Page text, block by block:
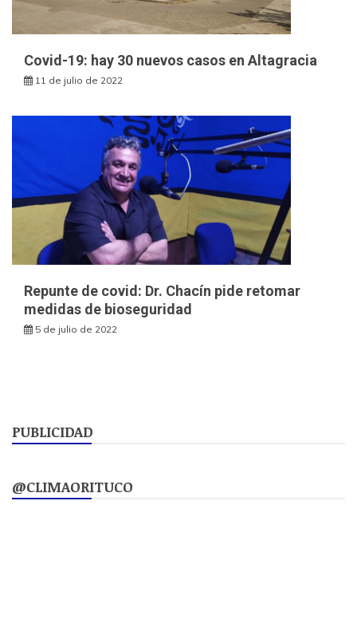
Covid-19: hay 30 nuevos casos en Altagracia
11 de julio de 2022
Repunte de covid: Dr. Chacín pide retomar
medidas de bioseguridad
5 de julio de 2022
PUBLICIDAD
@CLIMAORITUCO